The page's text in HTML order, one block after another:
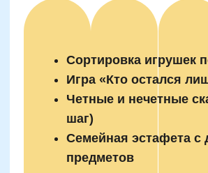
холодильника»: ребенок считает, сколько яиц
в коробке, сколько яблок в миске или кружек
четное, если что-то остается — нечетное.
Упражнение становится особенно
интересным, если связать его с небольшой
задачей: «Если у нас 11 печенек, мы сможем
Так логика прорастает в реальную жизнь, а
навык закрепляется не из учебника, а из